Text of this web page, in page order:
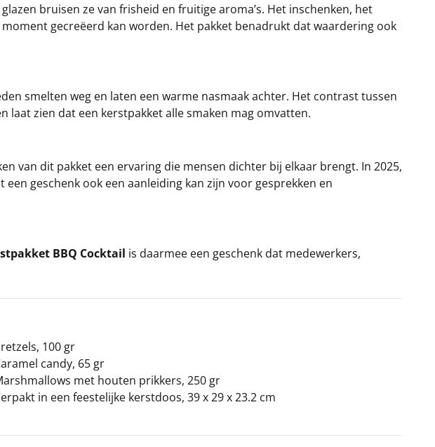
bruisen ze van frisheid en fruitige aroma’s. Het inschenken, het
gecreëerd kan worden. Het pakket benadrukt dat waardering ook
smelten weg en laten een warme nasmaak achter. Het contrast tussen
laat zien dat een kerstpakket alle smaken mag omvatten.
van dit pakket een ervaring die mensen dichter bij elkaar brengt. In 2025,
geschenk ook een aanleiding kan zijn voor gesprekken en
BBQ Cocktail is daarmee een geschenk dat medewerkers,
100 gr
candy, 65 gr
met houten prikkers, 250 gr
in een feestelijke kerstdoos, 39 x 29 x 23.2 cm